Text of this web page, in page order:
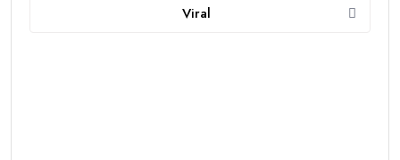
Viral